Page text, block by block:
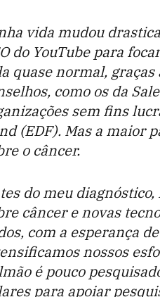
vida mudou
do YouTube para
quase normal,
como os da
sem fins
(EDF). Mas a maior
o câncer.
do meu
câncer e novas
com a esperança
nossos
é pouco
para apoiar